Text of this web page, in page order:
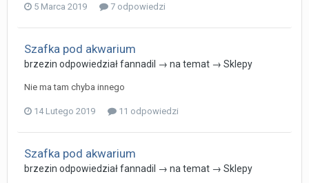
5 Marca 2019 7 odpowiedzi
Szafka pod akwarium
brzezin odpowiedziałfannadil → na temat → Sklepy
Nie ma tam chyba innego
14 Lutego 2019 11 odpowiedzi
Szafka pod akwarium
brzezin odpowiedziałfannadil → na temat → Sklepy